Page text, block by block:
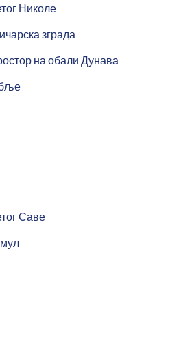
Николе
зграда
на обали Дунава
Саве